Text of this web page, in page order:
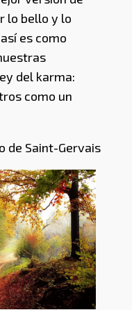
lo bello y lo
es como
del karma:
como un
de Saint-Gervais